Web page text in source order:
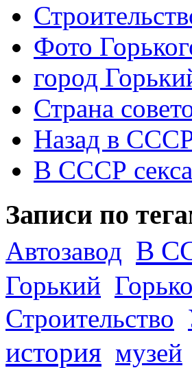
Фото
город
Страна
Назад в
В СССР
Записи по
Автозавод В
Горький
Строительство
история музей